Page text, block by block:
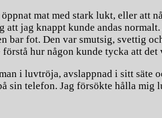
mat med stark lukt, eller
jag knappt kunde andas
bar fot. Den var smutsig, svettig
hur någon kunde tycka att
i luvtröja, avslappnad i sitt
sin telefon. Jag försökte hålla mig